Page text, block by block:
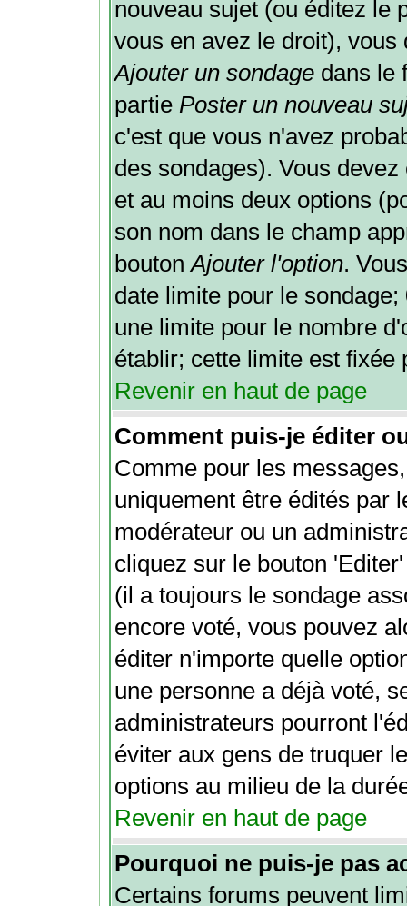
nouveau sujet (ou éditez le
vous en avez le droit),
Ajouter un sondage dans le
partie Poster un nouveau
c'est que vous n'avez
des sondages). Vous
et au moins deux options
son nom dans le champ
boutonAjouter l'option.
date limite pour le
une limite pour le nombre
établir; cette limite est
Revenir en haut de page
Comment puis-je éditer
Comme pour les
uniquement être édités par
modérateur ou un
cliquez sur le bouton
(il a toujours le sondage
encore voté, vous pouvez
éditer n'importe quelle
une personne a déjà voté,
administrateurs pourront
éviter aux gens de truquer
options au milieu de la
Revenir en haut de page
Pourquoi ne puis-je pas
Certains forums peuvent